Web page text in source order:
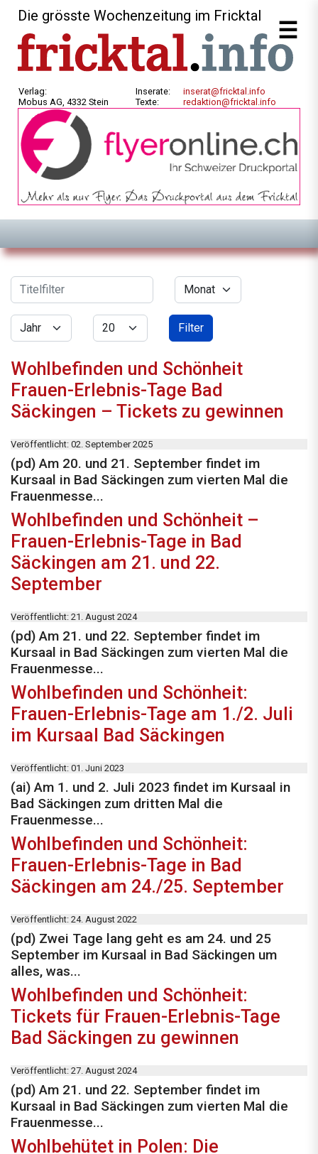
Die grösste Wochenzeitung im Fricktal
Verlag:
Mobus AG, 4332 Stein
Inserate:
Texte:
inserat@fricktal.info
redaktion@fricktal.info
Filter
Titelfilter Monat
Jahr Anzeige #
Filter
Wohlbefinden und Schönheit
Frauen-Erlebnis-Tage Bad
Säckingen – Tickets zu gewinnen
Veröffentlicht: 02. September 2025
(pd) Am 20. und 21. September findet im
Kursaal in Bad Säckingen zum vierten Mal die
Frauenmesse...
Wohlbefinden und Schönheit –
Frauen-Erlebnis-Tage in Bad
Säckingen am 21. und 22.
September
Veröffentlicht: 21. August 2024
(pd) Am 21. und 22. September findet im
Kursaal in Bad Säckingen zum vierten Mal die
Frauenmesse...
Wohlbefinden und Schönheit:
Frauen-Erlebnis-Tage am 1./2. Juli
im Kursaal Bad Säckingen
Veröffentlicht: 01. Juni 2023
(ai) Am 1. und 2. Juli 2023 findet im Kursaal in
Bad Säckingen zum dritten Mal die
Frauenmesse...
Wohlbefinden und Schönheit:
Frauen-Erlebnis-Tage in Bad
Säckingen am 24./25. September
Veröffentlicht: 24. August 2022
(pd) Zwei Tage lang geht es am 24. und 25
September im Kursaal in Bad Säckingen um
alles, was...
Wohlbefinden und Schönheit:
Tickets für Frauen-Erlebnis-Tage
Bad Säckingen zu gewinnen
Veröffentlicht: 27. August 2024
(pd) Am 21. und 22. September findet im
Kursaal in Bad Säckingen zum vierten Mal die
Frauenmesse...
Wohlbehütet in Polen: Die